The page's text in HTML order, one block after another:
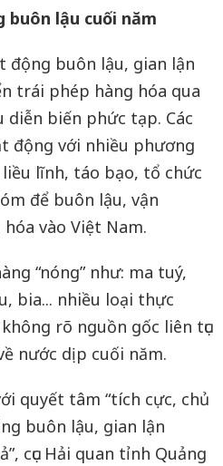
buôn lậu cuối năm
động buôn lậu, gian lận
trái phép hàng hóa qua
diễn biến phức tạp. Các
động với nhiều phương
lĩnh, táo bạo, tổ chức
để buôn lậu, vận
vào Việt Nam.
“nóng” như: ma tuý,
bia... nhiều loại thực
rõ nguồn gốc liên tục
nước dịp cuối năm.
quyết tâm “tích cực, chủ
buôn lậu, gian lận
cục Hải quan tỉnh Quảng